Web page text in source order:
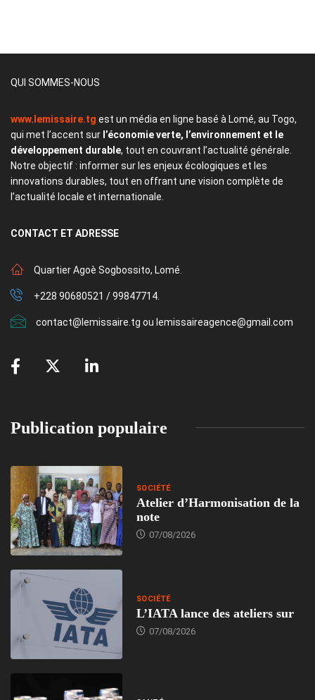
QUI SOMMES-NOUS
www.lemissaire.tg est un média en ligne basé à Lomé, au Togo,
qui met l’accent sur l’économie verte, l’environnement et le
développement durable, tout en couvrant l’actualité générale.
Notre objectif : informer sur les enjeux écologiques et les
innovations durables, tout en offrant une vision complète de
l’actualité locale et internationale.
CONTACT ET ADRESSE
Quartier Agoè Sogbossito, Lomé.
+228 90680521 / 99847714.
contact@lemissaire.tg ou lemissaireagence@gmail.com
Publication populaire
SOCIÉTÉ
Atelier d’Harmonisation de la
note
07/08/2026
SOCIÉTÉ
L’IATA lance des ateliers sur
07/08/2026